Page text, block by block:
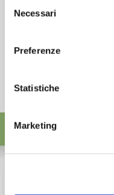
desideri accettare e
delNecessari
Preferenze
Statistiche
Marketing